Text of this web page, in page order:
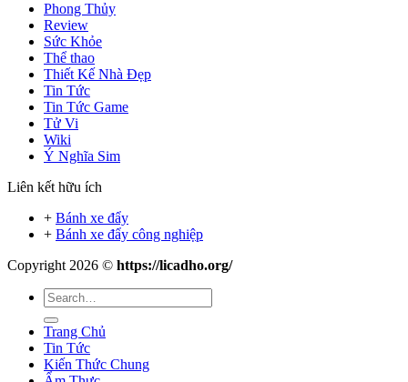
Phong Thủy
Review
Sức Khỏe
Thể thao
Thiết Kế Nhà Đẹp
Tin Tức
Tin Tức Game
Tử Vi
Wiki
Ý Nghĩa Sim
Liên kết hữu ích
+ Bánh xe đẩy
+ Bánh xe đẩy công nghiệp
Copyright 2026 © https://licadho.org/
Trang Chủ
Tin Tức
Kiến Thức Chung